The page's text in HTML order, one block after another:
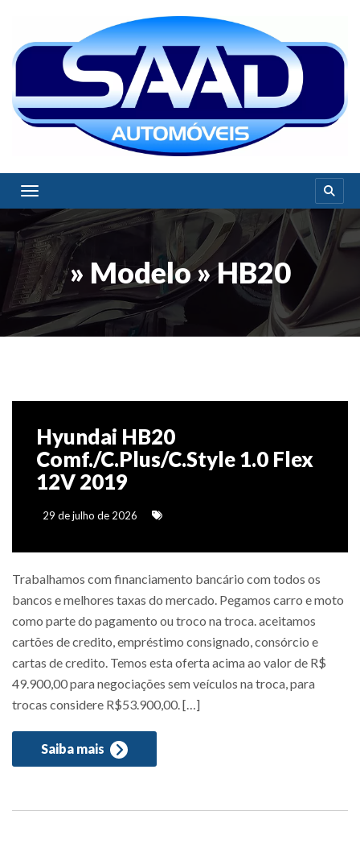
Toggle navigation
» Modelo » HB20
Hyundai HB20
Comf./C.Plus/C.Style 1.0 Flex
12V 2019
29 de julho de 2026
Trabalhamos com financiamento bancário com todos os
bancos e melhores taxas do mercado. Pegamos carro e moto
como parte do pagamento ou troco na troca. aceitamos
cartões de credito, empréstimo consignado, consórcio e
cartas de credito. Temos esta oferta acima ao valor de R$
49.900,00 para negociações sem veículos na troca, para
trocas considere R$53.900,00. […]
Saiba mais